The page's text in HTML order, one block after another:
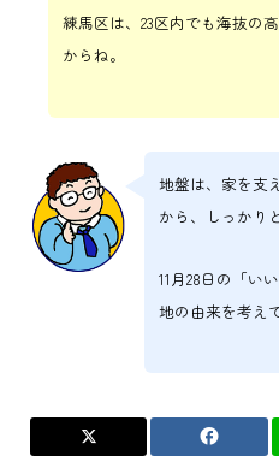
練馬区は、23区内でも海抜の
からね。
地盤は、家を支
から、しっかり
11月28日の「い
地の由来を考え